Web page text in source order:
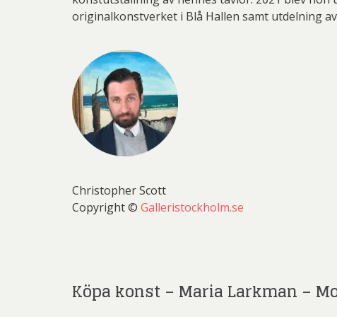
originalkonstverket i Blå Hallen samt utdelning
Christopher Scott
Copyright © Galleristockholm.se
Köpa konst – Maria Larkman –